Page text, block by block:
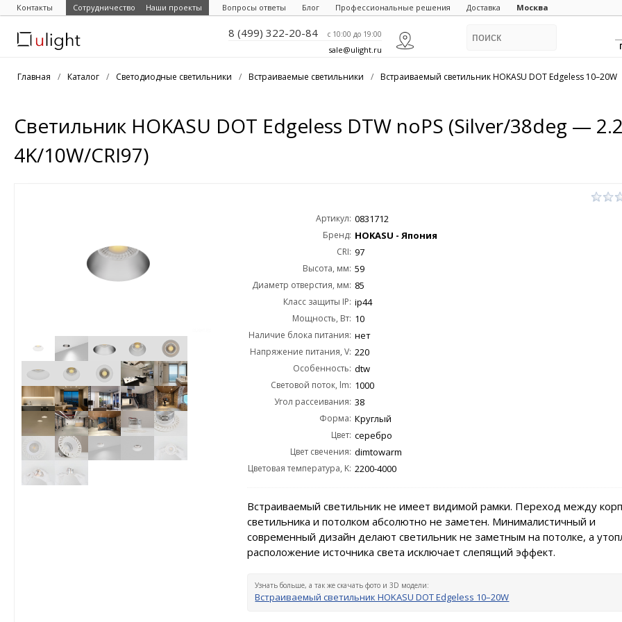
Контакты Сотрудничество Наши проекты Вопросы ответы Блог Профессиональные решения Доставка Москва
8 (499) 322-20-84 c 10:00 до 19:00
sale@ulight.ru
Главная / Каталог / Светодиодные светильники / Встраиваемые светильники / Встраиваемый светильник HOKASU DOT Edgeless 10–20W
Светильник HOKASU DOT Edgeless DTW noPS (Silver/38deg —
4K/10W/CRI97)
Артикул: 0831712
Бренд: HOKASU - Япония
CRI: 97
Высота, мм: 59
Диаметр отверстия, мм: 85
Класс защиты IP: ip44
Мощность, Вт: 10
Наличие блока питания: нет
Напряжение питания, V: 220
Особенность: dtw
Световой поток, lm: 1000
Угол рассеивания: 38
Форма: Круглый
Цвет: серебро
Цвет свечения: dimtowarm
Цветовая температура, K: 2200-4000
Встраиваемый светильник не имеет видимой рамки. Переход между
светильника и потолком абсолютно не заметен. Минималистичный и
современный дизайн делают светильник не заметным на потолке, а
расположение источника света исключает слепящий эффект.
Узнать больше, а так же скачать фото и 3D модели:
Встраиваемый светильник HOKASU DOT Edgeless 10–20W